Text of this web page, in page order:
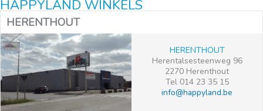
HAPPYLAND WINKELS
HERENTHOUT
HERENTHOUT
Herentalsesteenweg 96
2270 Herenthout
Tel 014 23 35 15
info@happyland.be